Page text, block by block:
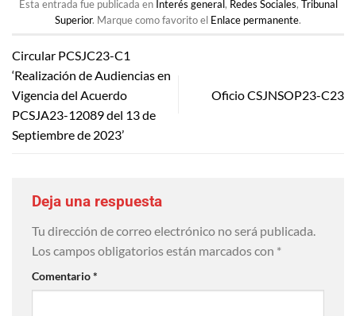
Esta entrada fue publicada en Interés general, Redes Sociales, Tribunal
Superior. Marque como favorito el Enlace permanente.
Circular PCSJC23-C1
‘Realización de Audiencias en
Vigencia del Acuerdo
PCSJA23-12089 del 13 de
Septiembre de 2023’
Oficio CSJNSOP23-C23
Deja una respuesta
Tu dirección de correo electrónico no será publicada.
Los campos obligatorios están marcados con *
Comentario*